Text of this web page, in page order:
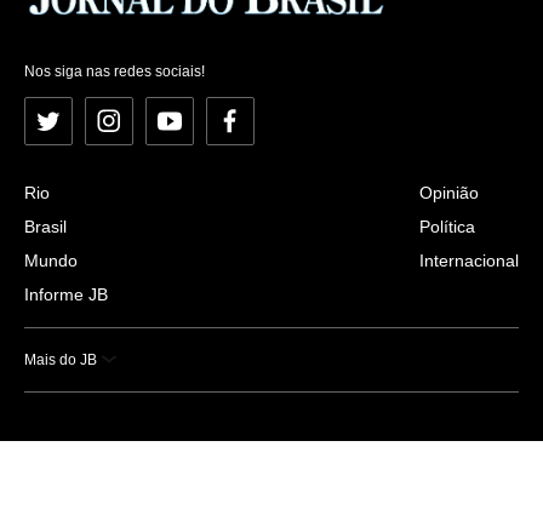
Nos siga nas redes sociais!
Twitter InstagramYouTubeFacebook
Rio
Brasil
Mundo
Informe JB
Opinião
Política
Internacional
Mais do JB
Esportes